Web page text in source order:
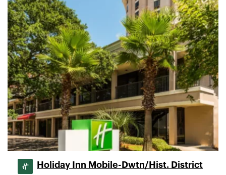
Holiday Inn Mobile-Dwtn/Hist. District